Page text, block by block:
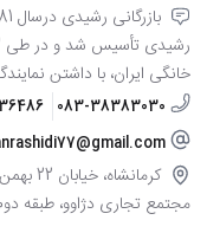
خانگی ایران، با داشتن
083-38383030
مجتمع تجاری دژاوو، طبقه